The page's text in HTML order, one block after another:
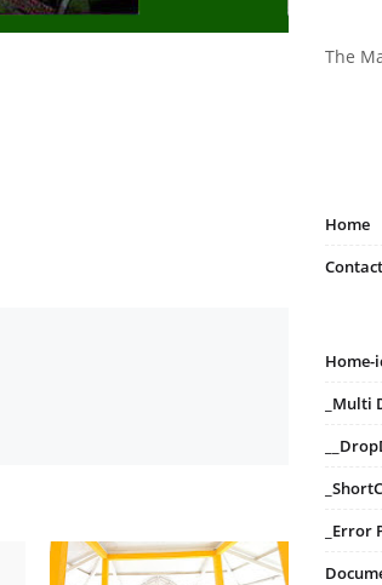
The
Home
Contact
Home-
_Multi
_Error